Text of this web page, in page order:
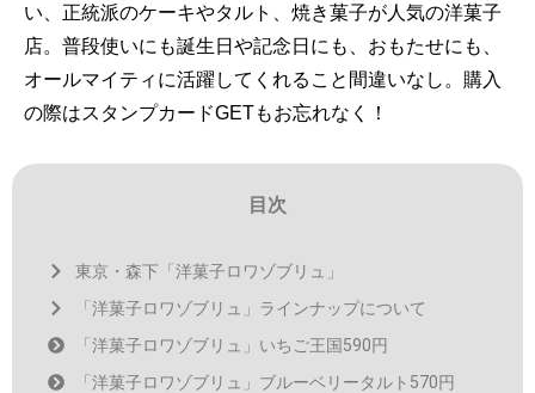
い、正統派のケーキやタルト、焼き菓子が人気の洋菓子
店。普段使いにも誕生日や記念日にも、おもたせにも、
オールマイティに活躍してくれること間違いなし。購入
の際はスタンプカードGETもお忘れなく！
目次
東京・森下「洋菓子ロワゾブリュ」
「洋菓子ロワゾブリュ」ラインナップについて
「洋菓子ロワゾブリュ」いちご王国590円
「洋菓子ロワゾブリュ」ブルーベリータルト570円